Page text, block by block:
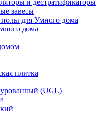
и дестратификаторы
завесы
для Умного дома
дома
плитка
(UGL)